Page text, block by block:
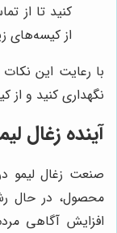
کنید تا از
از کیسه‌های
با رعایت این
نگهداری کنید و از
آینده زغال
صنعت زغال لیمو
محصول، در حال
افزایش آگاهی